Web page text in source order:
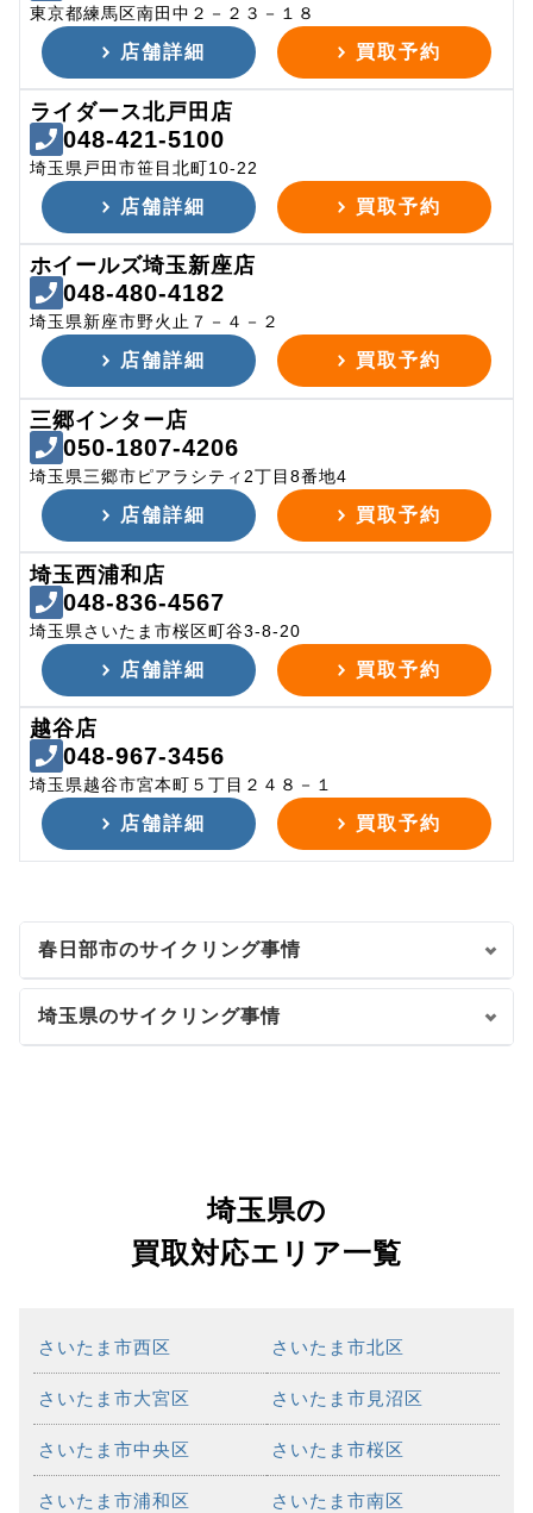
東京都練馬区南田中２－２３－１８
店舗詳細 買取予約
ライダース北戸田店
048-421-5100
埼玉県戸田市笹目北町10-22
店舗詳細 買取予約
ホイールズ埼玉新座店
048-480-4182
埼玉県新座市野火止７－４－２
店舗詳細 買取予約
三郷インター店
050-1807-4206
埼玉県三郷市ピアラシティ2丁目8番地4
店舗詳細 買取予約
埼玉西浦和店
048-836-4567
埼玉県さいたま市桜区町谷3-8-20
店舗詳細 買取予約
越谷店
048-967-3456
埼玉県越谷市宮本町５丁目２４８－１
店舗詳細 買取予約
春日部市のサイクリング事情
埼玉県のサイクリング事情
埼玉県の
買取対応エリア一覧
さいたま市西区 さいたま市北区
さいたま市大宮区 さいたま市見沼区
さいたま市中央区 さいたま市桜区
さいたま市浦和区 さいたま市南区